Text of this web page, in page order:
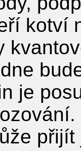
kotví
je